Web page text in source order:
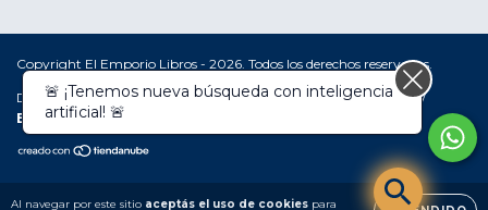
Al navegar por este sitio aceptás el uso de cookies para
Copyright El Emporio Libros - 2026. Todos los derechos reservados.
Defensa de las y los consumidores. Para reclamos ingresá acá. /
Botón de arrepentimiento